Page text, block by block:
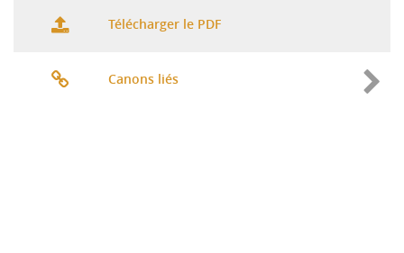
Télécharger le PDF
Canons liés